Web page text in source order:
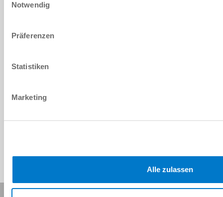
Notwendig
Präferenzen
Statistiken
Marketing
Alle zulassen